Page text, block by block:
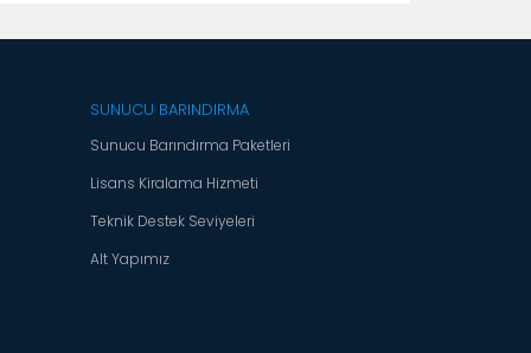
SUNUCU BARINDIRMA
Sunucu Barındırma Paketleri
Lisans Kiralama Hizmeti
Teknik Destek Seviyeleri
Alt Yapımız